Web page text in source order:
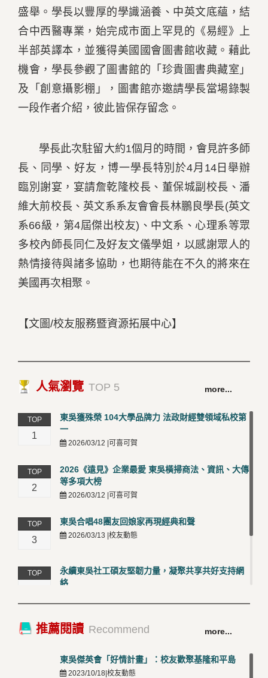
盛舉。學長以豐厚的學識涵養、中英文底蘊，結
合中西醫專業，始完成市面上罕見的《易經》上
半部英譯本，並獲得美國國會圖書館收藏。藉此
機會，學長參觀了圖書館的「珍貴圖書典藏室」
及「創意攝影棚」，圖書館亦邀請學長當場錄製
一段作者介紹，彼此皆保存留念。
學長此次駐留大約1個月的時間，會見許多師
長、同學、好友，博一學長特別於4月14日舉辦
臨別謝宴，宴請詹乾隆校長、董保城副校長、潘
維大前校長、英文系系友會會長林鵬良學長(英文
系66級，第4屆傑出校友)、中文系、心理系等眾
多校內師長同仁及好友文儀學姐，以感謝眾人的
熱情接待與諸多協助，也期待能在不久的將來在
美國再次相聚。
【文圖/校友服務暨資源拓展中心】
人氣瀏覽 TOP 5 more...
TOP
1
東吳獲殊榮 104大學品牌力 法政財經雙領域私校第
一
2026/03/12 |可喜可賀
TOP
2
2026《遠見》企業最愛 東吳橫掃商法、資訊、大傳
等多項大榜
2026/03/12 |可喜可賀
TOP
3
東吳合唱48團友回娘家再現經典和聲
2026/03/13 |校友動態
TOP
永續東吳社工碩友堅韌力量，凝聚共享共好支持網
絡
TOP
卓越永續校園 東吳大學連奪 ISO 14001、45001 及
50001三大國際驗證殊榮
推薦閱讀 Recommend more...
東吳傑英會「好情計畫」：校友歡聚基隆和平島
2023/10/18|校友動態